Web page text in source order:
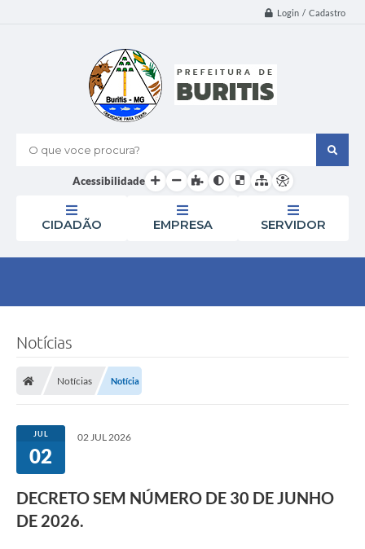
Login / Cadastro
O que voce procura?
Acessibilidade
CIDADÃO EMPRESA SERVIDOR
Notícias
Notícias Notícia
JUL
02
02 JUL 2026
DECRETO SEM NÚMERO DE 30 DE JUNHO
DE 2026.